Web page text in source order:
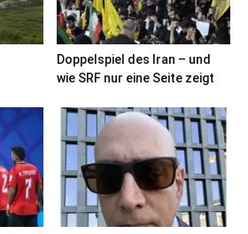
Doppelspiel des Iran – und
wie SRF nur eine Seite zeigt